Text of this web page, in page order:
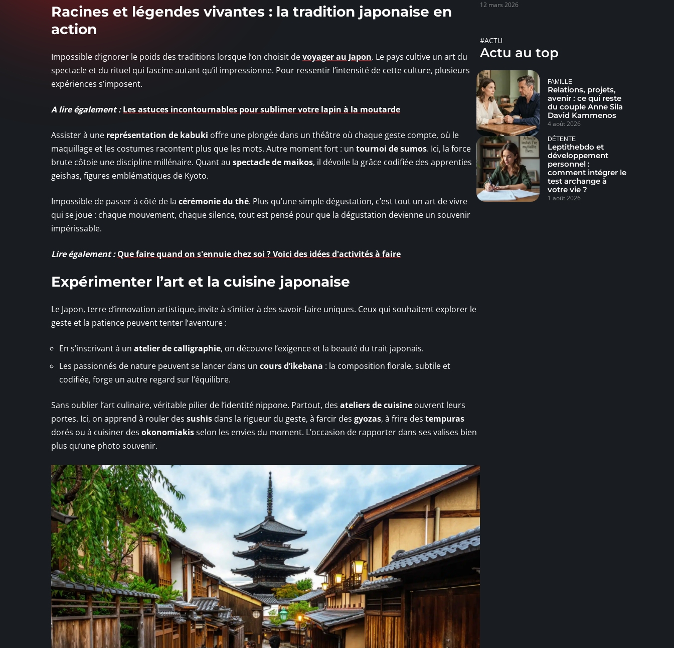
Racines et légendes vivantes : la tradition japonaise en
action
Impossible d’ignorer le poids des traditions lorsque l’on choisit devoyager au Japon. Le pays cultive un art du
spectacle et du rituel qui fascine autant qu’il impressionne. Pour ressentir l’intensité de cette culture, plusieurs
expériences s’imposent.
A lire également : Les astuces incontournables pour sublimer votre lapin à la moutarde
Assister à une représentation de kabuki offre une plongée dans un théâtre où chaque geste compte, où le
maquillage et les costumes racontent plus que les mots. Autre moment fort : un tournoi de sumos. Ici, la force
brute côtoie une discipline millénaire. Quant au spectacle de maikos, il dévoile la grâce codifiée des apprenties
geishas, figures emblématiques de Kyoto.
Impossible de passer à côté de la cérémonie du thé. Plus qu’une simple dégustation, c’est tout un art de vivre
qui se joue : chaque mouvement, chaque silence, tout est pensé pour que la dégustation devienne un souvenir
impérissable.
Lire également : Que faire quand on s'ennuie chez soi ? Voici des idées d'activités à faire
Expérimenter l’art et la cuisine japonaise
Le Japon, terre d’innovation artistique, invite à s’initier à des savoir-faire uniques. Ceux qui souhaitent explorer le
geste et la patience peuvent tenter l’aventure :
En s’inscrivant à un atelier de calligraphie, on découvre l’exigence et la beauté du trait japonais.
Les passionnés de nature peuvent se lancer dans un cours d’ikebana : la composition florale, subtile et
codifiée, forge un autre regard sur l’équilibre.
Sans oublier l’art culinaire, véritable pilier de l’identité nippone. Partout, des ateliers de cuisine ouvrent leurs
portes. Ici, on apprend à rouler des sushis dans la rigueur du geste, à farcir des gyozas, à frire des tempuras
dorés ou à cuisiner des okonomiakisselon les envies du moment. L’occasion de rapporter dans ses valises bien
plus qu’une photo souvenir.
12 mars 2026
#ACTU
Actu au top
FAMILLE
Relations, projets,
avenir : ce qui reste
du couple Anne Sila
David Kammenos
4 août 2026
DÉTENTE
Leptithebdo et
développement
personnel :
comment intégrer le
test archange à
votre vie ?
1 août 2026